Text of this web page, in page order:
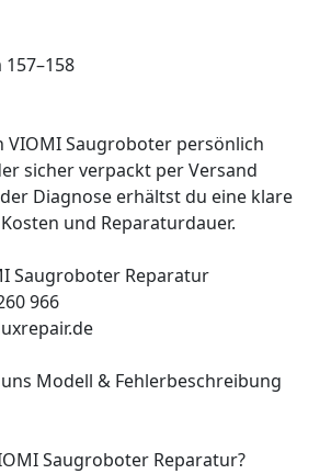
VIOMI Saugroboter persönlich
sicher verpackt per Versand
Diagnose erhältst du eine klare
und Reparaturdauer.
Saugroboter Reparatur
966
Modell & Fehlerbeschreibung
Saugroboter Reparatur?